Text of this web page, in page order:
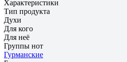
Характеристики
Тип продукта
Духи
Для кого
Для неё
Группы нот
Гурманские